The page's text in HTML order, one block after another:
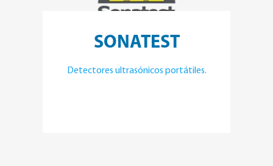
SONATEST
Detectores ultrasónicos portátiles.